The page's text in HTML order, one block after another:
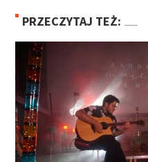
PRZECZYTAJ TEŻ: